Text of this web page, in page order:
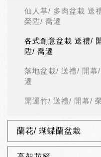
仙人掌/ 多肉盆栽 送
榮陞/ 喬遷
各式創意盆栽 送禮/
陞/ 喬遷
落地盆栽/ 送禮/ 開幕
遷
開運竹/ 送禮/ 開幕/
蘭花/ 蝴蝶蘭盆栽